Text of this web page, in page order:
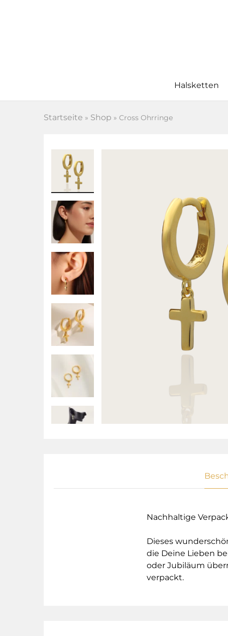
Halsketten
Startseite » Shop » Cross Ohrringe
Nachhaltige
Dieses
die Deine Lieben
oder Jubiläum
verpackt.